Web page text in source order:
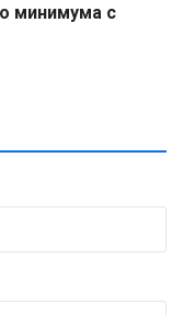
минимума с